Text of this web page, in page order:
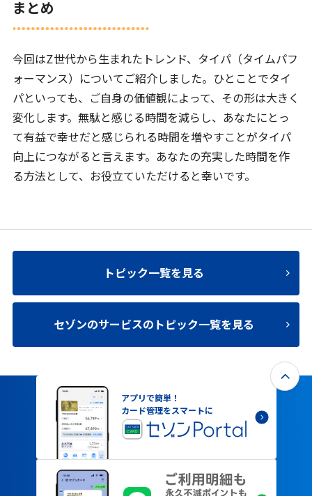
まとめ
今回はZ世代から生まれたトレンド、タイパ（タイムパフ
ォーマンス）についてご紹介しました。ひとことでタイ
パといっても、ご自身の価値観によって、その形は大きく
変化します。無駄と感じる時間を減らし、あなたにとっ
て有益で幸せだと感じられる時間を増やすことがタイパ
向上につながると言えます。あなたの充実した時間を作
る方法として、お役立ていただけると幸いです。
トピック一覧を見る
セゾンのサービスのトピック一覧を見る
アプリで簡単！
カード管理をスマートに